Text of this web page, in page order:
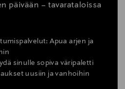
päivään – tavarataloissa
Apua arjen ja
sinulle sopiva väripaletti
uusiin ja vanhoihin